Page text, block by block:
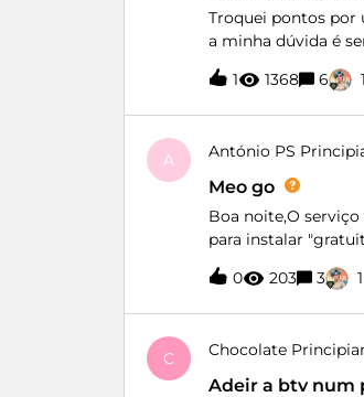
Troquei pontos por
a minha dúvida é
2 alugueres?
1 1368 6
A António PS
Meo go
Boa noite,O
para instalar
Retirem por favor
sem falhar
o consumidor, para
correspondente às
"existe" um sítio
0 203 3
C Chocolate
Adeir a btv num